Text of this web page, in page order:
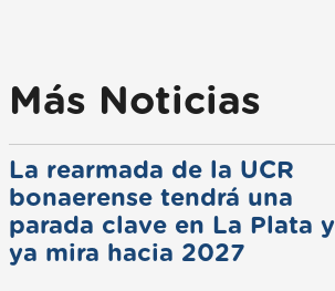
Más Noticias
La rearmada de la UCR
bonaerense tendrá una
parada clave en La Plata y
ya mira hacia 2027